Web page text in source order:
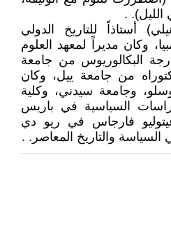
.
أستاذاً للتاريخ الدولي
وكان مديراً لمعهد العلوم
البكالوريوس من جامعة
من جامعة ييل، وكان
وجامعة سيدني، وكلية
السياسية في باريس
فارجاس في ريو دي
والتاريخ المعاصر. .